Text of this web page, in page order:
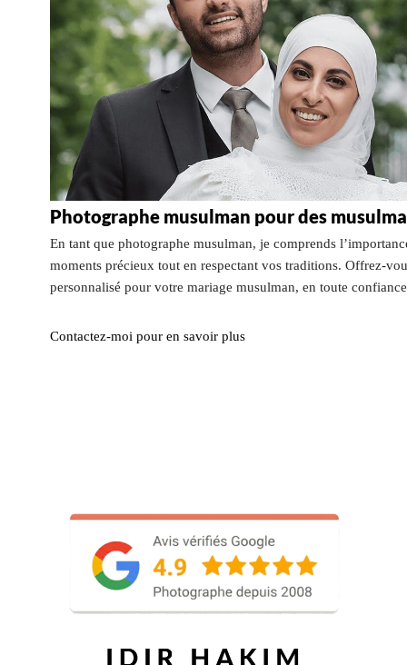
Photographe musulman pour des
En tant que photographe musulman, je comprends
moments précieux tout en respectant vos traditions. Offrez-
personnalisé pour votre mariage musulman, en toute
Contactez-moi pour en savoir plus